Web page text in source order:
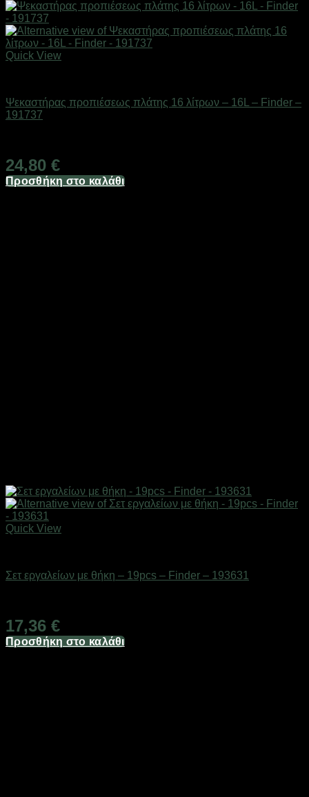
Quick View
Ψεκαστήρας προπιέσεως πλάτης 16 λίτρων – 16L – Finder –
191737
24,80 €
Προσθήκη στο καλάθι
Quick View
Σετ εργαλείων με θήκη – 19pcs – Finder – 193631
17,36 €
Προσθήκη στο καλάθι